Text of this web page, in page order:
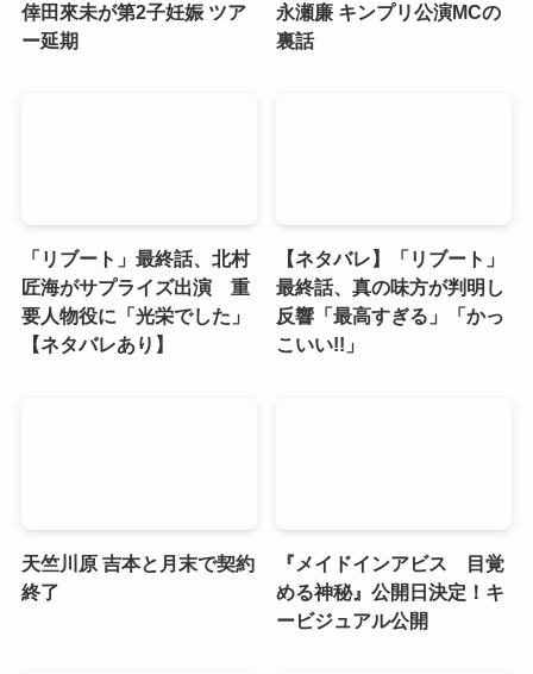
倖田來未が第2子妊娠 ツア
ー延期
永瀬廉 キンプリ公演MCの
裏話
「リブート」最終話、北村
匠海がサプライズ出演 重
要人物役に「光栄でした」
【ネタバレあり】
【ネタバレ】「リブート」
最終話、真の味方が判明し
反響「最高すぎる」「かっ
こいい!!」
天竺川原 吉本と月末で契約
終了
『メイドインアビス 目覚
める神秘』公開日決定！キ
ービジュアル公開